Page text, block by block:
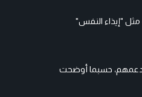
"إيذاء النفس"
حسبما أوضحت